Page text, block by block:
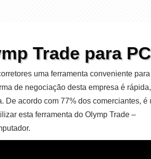
Trade para PC
uma ferramenta conveniente
de negociação desta empresa é rápida,
De acordo com 77% dos comerciantes, é
esta ferramenta do Olymp Trade –